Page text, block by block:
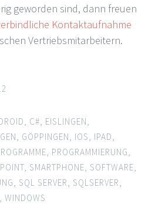
geworden sind, dann freuen
Kontaktaufnahme
Vertriebsmitarbeitern.
C# EISLINGEN
GÖPPINGEN IOS IPAD
PROGRAMMIERUNG
SMARTPHONE SOFTWARE
SQL SERVER SQLSERVER
WINDOWS